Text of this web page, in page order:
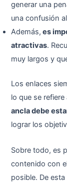
generar una
una confusión
Además, es
atractivas.
muy largos y
Los enlaces
lo que se
ancla debe
lograr los
Sobre todo, es
contenido con
posible. De